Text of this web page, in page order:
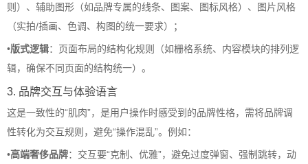
则）、辅助图形（如品牌专属的线条、图案、图标风格）、图片风格
（实拍/插画、色调、构图的统一要求）；
•版式逻辑：页面布局的结构化规则（如栅格系统、内容模块的排列逻
辑，确保不同页面的结构统一）。
3. 品牌交互与体验语言
这是一致性的“肌肉”，是用户操作时感受到的品牌性格，需将品牌调
性转化为交互规则，避免“操作混乱”。例如：
•高端奢侈品牌：交互要“克制、优雅”，避免过度弹窗、强制跳转，动